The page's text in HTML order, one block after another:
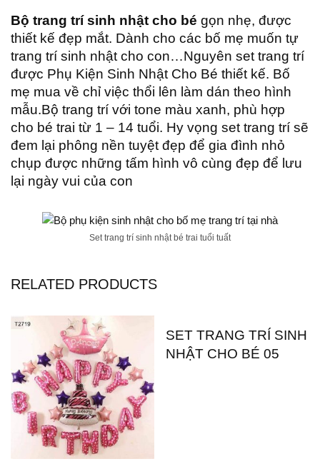
Bộ trang trí sinh nhật cho bé gọn nhẹ, được
thiết kế đẹp mắt. Dành cho các bố mẹ muốn tự
trang trí sinh nhật cho con…Nguyên set trang trí
được Phụ Kiện Sinh Nhật Cho Bé thiết kế. Bố
mẹ mua về chỉ việc thổi lên làm dán theo hình
mẫu.Bộ trang trí với tone màu xanh, phù hợp
cho bé trai từ 1 – 14 tuổi. Hy vọng set trang trí sẽ
đem lại phông nền tuyệt đẹp để gia đình nhỏ
chụp được những tấm hình vô cùng đẹp để lưu
lại ngày vui của con
Set trang trí sinh nhật bé trai tuổi tuất
RELATED PRODUCTS
SET TRANG TRÍ SINH
NHẬT CHO BÉ 05